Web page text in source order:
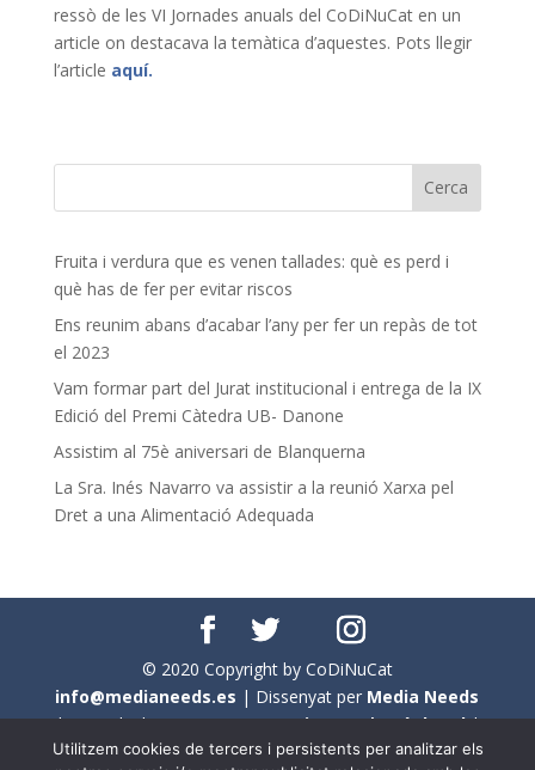
ressò de les VI Jornades anuals del CoDiNuCat en un
article on destacava la temàtica d’aquestes. Pots llegir
l’article aquí.
Fruita i verdura que es venen tallades: què es perd i
què has de fer per evitar riscos
Ens reunim abans d’acabar l’any per fer un repàs de tot
el 2023
Vam formar part del Jurat institucional i entrega de la IX
Edició del Premi Càtedra UB- Danone
Assistim al 75è aniversari de Blanquerna
La Sra. Inés Navarro va assistir a la reunió Xarxa pel
Dret a una Alimentació Adequada
© 2020 Copyright by CoDiNuCat
info@medianeeds.es | Dissenyat per Media Needs
| Tots els drets reservats aCoDiNuCat |Avís legal|
Avís per cookies
Utilitzem cookies de tercers i persistents per analitzar els